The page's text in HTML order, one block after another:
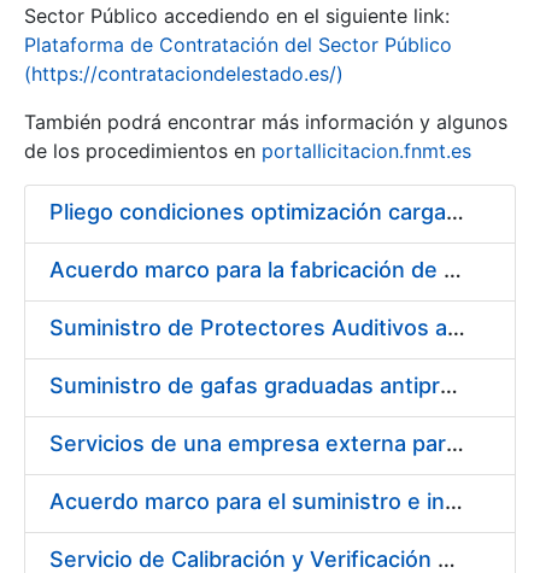
Mostra/Amaga
Sector Público accediendo en el siguiente link:
Plataforma de Contratación del Sector Público
(https://contrataciondelestado.es/)
También podrá encontrar más información y algunos
de los procedimientos en portallicitacion.fnmt.es
Pliego condiciones optimización cargas compras firmado
Acuerdo marco para la fabricación de piezas
Suministro de Protectores Auditivos a medida para las personas trabajadoras de los Centros de Trabajo de Madrid y Burgos
Suministro de gafas graduadas antiproyecciones para los trabajadores de la FNMT-RCM en los centros de trabajo de Madrid y Burgos
Servicios de una empresa externa para el asesoramiento y resolución de los recursos de alzada que se presentan relacionados con procesos de selección para la FNMT-RCM
Acuerdo marco para el suministro e instalación de persianas, estores y otros complementos
Servicio de Calibración y Verificación Externa de los Equipos de Medición del Servicio de Prevención de la FNMT-RCM